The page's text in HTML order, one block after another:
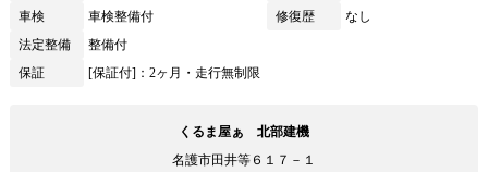
車検
車検整備付 修復歴
なし
法定整備
整備付
保証
[保証付]：2ヶ月・走行無制限
くるま屋ぁ 北部建機
名護市田井等６１７－１